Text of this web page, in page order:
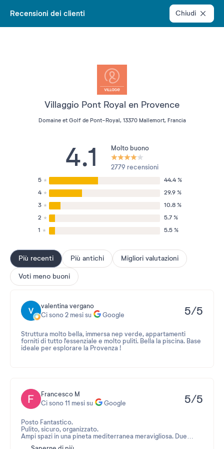
Recensioni dei clienti Chiudi
Villaggio Pont Royal en Provence
Domaine et Golf de Pont-Royal, 13370 Mallemort, Francia
4.1 Molto buono
2779 recensioni
5
44.4 %
4
29.9 %
3
10.8 %
2
5.7 %
1
5.5 %
Più recenti Più antichi Migliori valutazioni
Voti meno buoni
valentina vergano
Ci sono 2 mesi su
Google 5/5
Struttura molto bella, immersa nep verde, appartamenti
forniti di tutto l'essenziale e molto puliti. Bella la piscina. Base
ideale per esplorare la Provenza !
Francesco M
Ci sono 11 mesi su
Google 5/5
Posto Fantastico.
Pulito, sicuro, organizzato.
Ampi spazi in una pineta mediterranea meravigliosa. Due